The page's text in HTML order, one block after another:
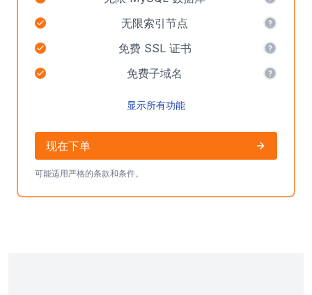
无限索引节点
免费 SSL 证书
免费子域名
显示所有功能
现在下单
可能适用严格的条款和条件。